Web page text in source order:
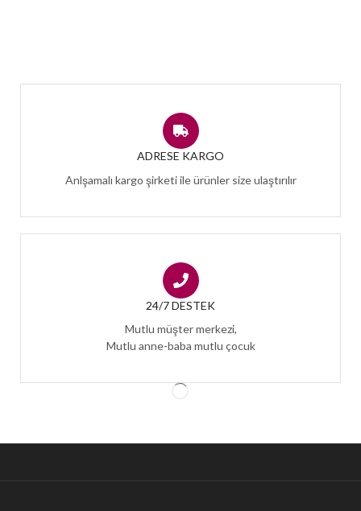
ADRESE KARGO
Anlşamalı kargo şirketi ile ürünler size ulaştırılır
24/7 DESTEK
Mutlu müşter merkezi,
Mutlu anne-baba mutlu çocuk